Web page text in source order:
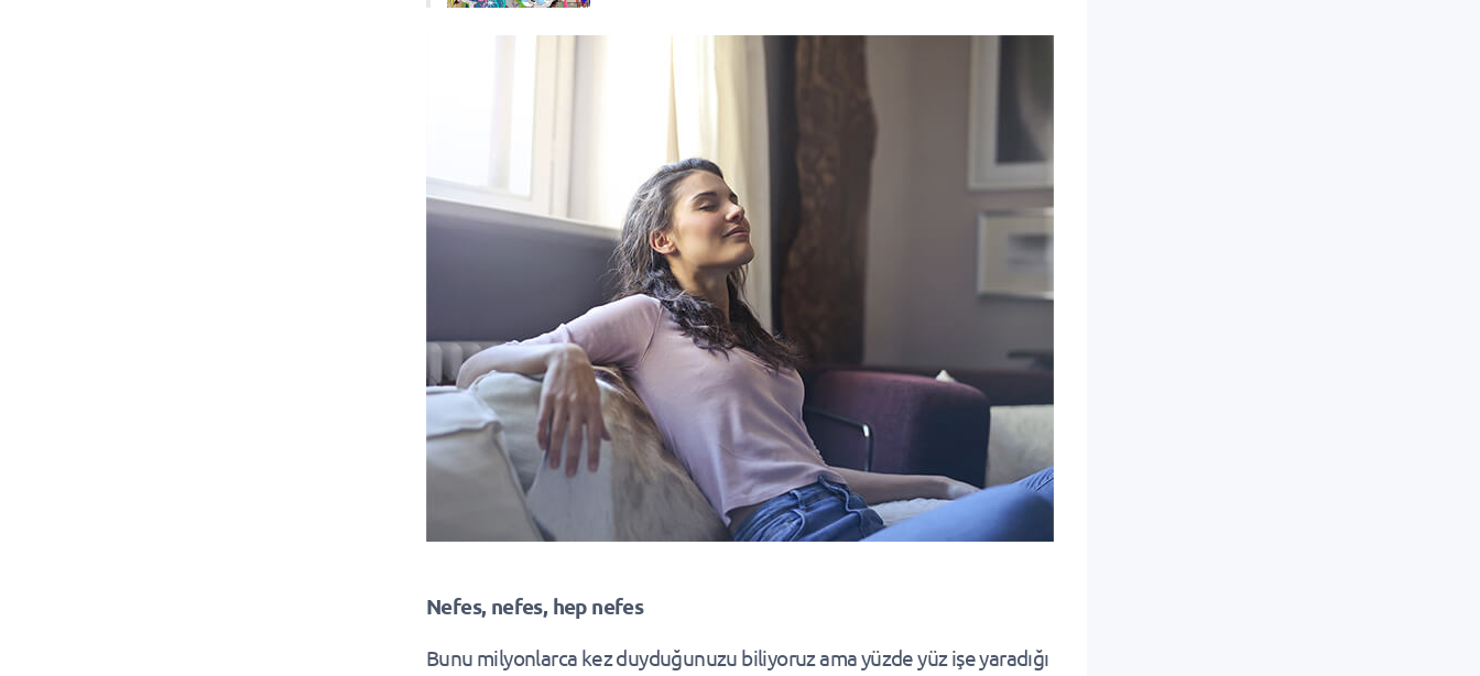
Nefes, nefes, hep nefes
Bunu milyonlarca kez duyduğunuzu biliyoruz ama yüzde yüz işe yaradığı